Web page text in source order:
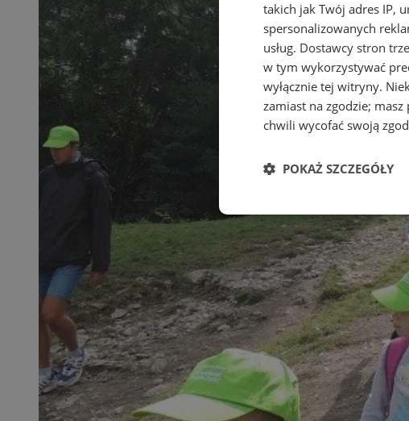
takich jak Twój adres IP,
spersonalizowanych
usług. Dostawcy stron
w tym wykorzystywać
wyłącznie tej witryny.
zamiast na zgodzie;
chwili wycofać swoją
POKAŻ SZCZEGÓŁY
Niezbędne
Niezbędne
Niezbędne pliki cookie
zarządzanie kontem. Bez
Nazwa